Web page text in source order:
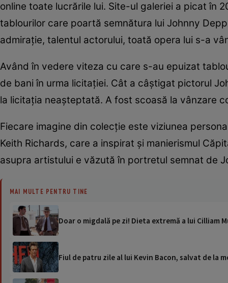
online toate lucrările lui. Site-ul galeriei a picat în
tablourilor care poartă semnătura lui Johnny
admirație, talentul actorului, toată opera lui s-a
Având în vedere viteza cu care s-au epuizat
de bani în urma licitației. Cât a câștigat pictorul
la licitația neașteptată. A fost scoasă la vânzare
Fiecare imagine din colecție este viziunea
Keith Richards, care a inspirat și manierismul
asupra artistului e văzută în portretul semnat de
MAI MULTE PENTRU TINE
Doar o migdală pe zi! Dieta extremă a lui Cilliam
Fiul de patru zile al lui Kevin Bacon, salvat de la